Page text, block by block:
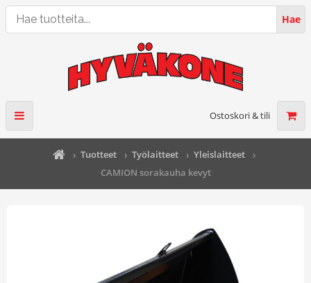
Hae
Hae
Ostoskori & tili
› Tuotteet › Työlaitteet › Yleislaitteet
›
CAMION sorakauha kevyt